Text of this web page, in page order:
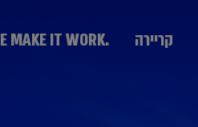
קריירה .WE MAKE IT WORK